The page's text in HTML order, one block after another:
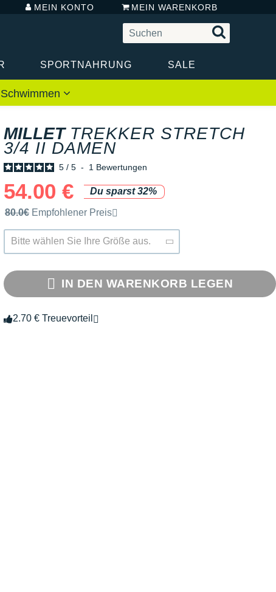
MEIN KONTO MEIN WARENKORB
SPORTNAHRUNG SALE
MILLET TREKKER STRETCH
3/4 II DAMEN
5 / 5 - 1 Bewertungen
54.00 €
Du sparst 32%
Unverbindliche Preisempfehlung der Marke
80.0€ Empfohlener Preis
Bitte wählen Sie Ihre Größe aus.
IN DEN WARENKORB LEGEN
2.70 € Treuevorteil